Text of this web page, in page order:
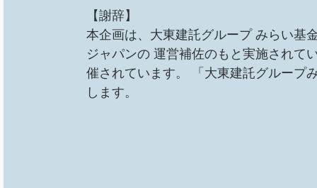
【謝辞】
本企画は、大東建託グループ みらい基
ジャパンの 運営補佐のもと実施されて
催されています。 「大東建託グループ
します。